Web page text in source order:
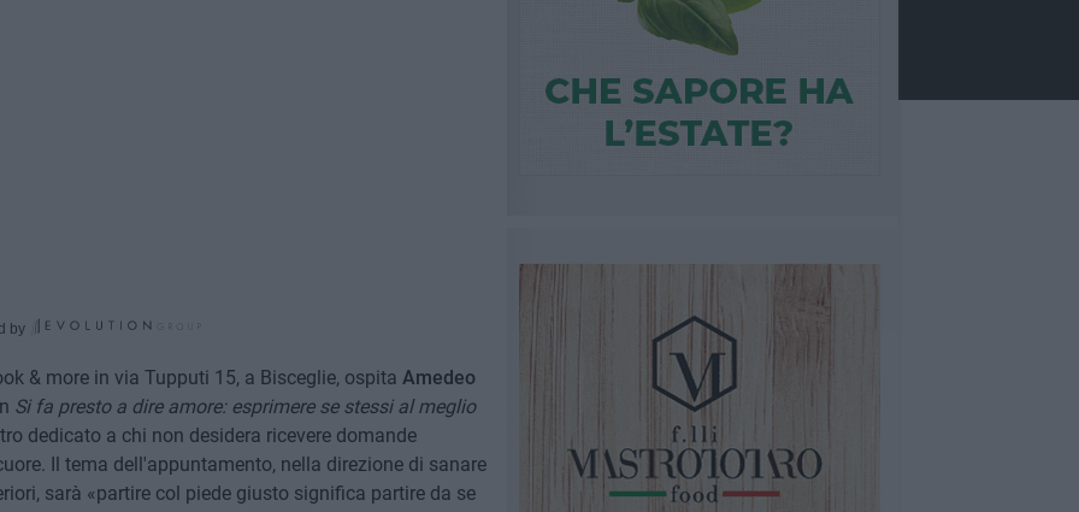
by
& more in via Tupputi 15, a Bisceglie, ospita Amedeo
Si fa presto a dire amore: esprimere se stessi al meglio
dedicato a chi non desidera ricevere domande
Il tema dell'appuntamento, nella direzione di sanare
sarà «partire col piede giusto significa partire da se